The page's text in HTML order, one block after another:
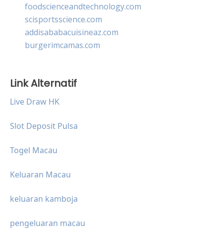
foodscienceandtechnology.com
scisportsscience.com
addisababacuisineaz.com
burgerimcamas.com
Link Alternatif
Live Draw HK
Slot Deposit Pulsa
Togel Macau
Keluaran Macau
keluaran kamboja
pengeluaran macau